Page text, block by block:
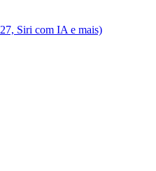
Siri com IA e mais)